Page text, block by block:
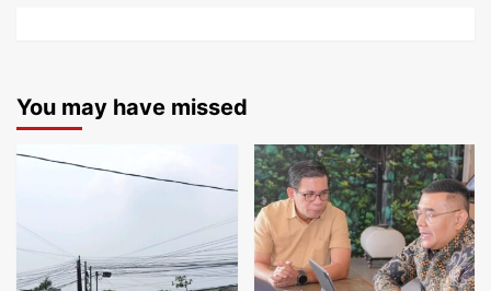
You may have missed